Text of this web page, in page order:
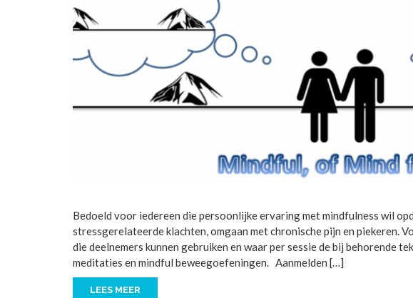
Bedoeld voor iedereen die persoonlijke ervaring met mindfulness wil
stressgerelateerde klachten, omgaan met chronische pijn en piekeren.
die deelnemers kunnen gebruiken en waar per sessie de bij behorende
meditaties en mindful beweegoefeningen. Aanmelden […]
LEES MEER